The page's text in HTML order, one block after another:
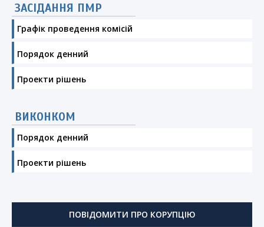
ЗАСІДАННЯ ПМР
Графік проведення комісій
Порядок денний
Проекти рішень
ВИКОНКОМ
Порядок денний
Проекти рішень
ПОВІДОМИТИ ПРО КОРУПЦІЮ